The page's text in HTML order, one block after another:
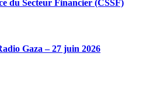
du Secteur Financier (CSSF)
Gaza – 27 juin 2026